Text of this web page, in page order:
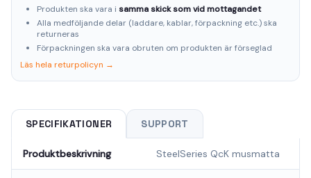
Produkten ska vara i samma skick som vid mottagandet
Alla medföljande delar (laddare, kablar, förpackning etc.) ska
returneras
Förpackningen ska vara obruten om produkten är förseglad
Läs hela returpolicyn →
SPECIFIKATIONER SUPPORT
Produktbeskrivning SteelSeries QcK musmatta